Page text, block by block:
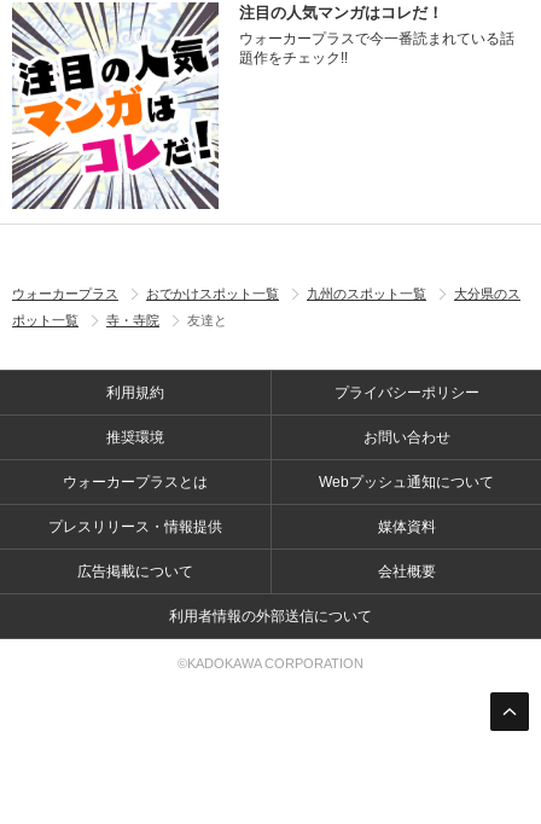
注目の人気マンガはコレだ！
ウォーカープラスで今一番読まれている話
題作をチェック!!
ウォーカープラス おでかけスポット一覧 九州のスポット一覧
大分県のス
ポット一覧
寺・寺院 友達と
利用規約 プライバシーポリシー
推奨環境 お問い合わせ
ウォーカープラスとは Webプッシュ通知について
プレスリリース・情報提供 媒体資料
広告掲載について 会社概要
利用者情報の外部送信について
©KADOKAWA CORPORATION